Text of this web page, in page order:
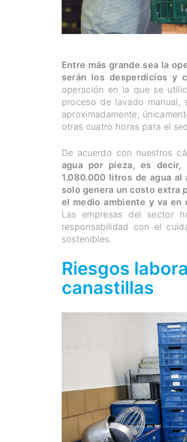
Entre más grande sea la
serán los desperdicios y
operación en la que se
proceso de lavado manual,
aproximadamente,
otras cuatro horas para el
De acuerdo con nuestros
agua por pieza, es
1.080.000 litros de agua
solo genera un costo extra
el medio ambiente y va
Las empresas del sector
responsabilidad con el
sostenibles.
Riesgos
canastillas